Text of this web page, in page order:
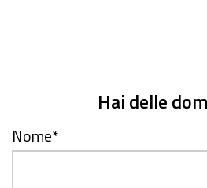
Hai delle
Nome*